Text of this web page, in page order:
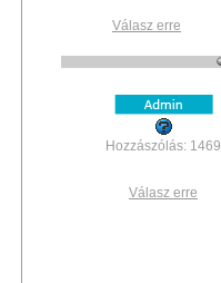
Válasz erre
Hozzászólás: 1469
Válasz erre